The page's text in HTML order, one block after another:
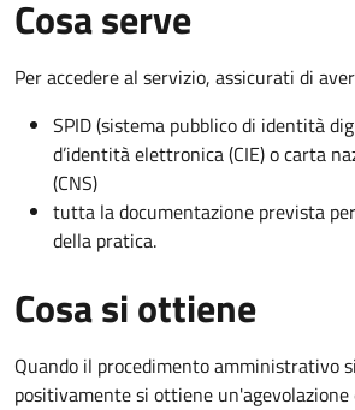
Cosa serve
Per accedere al servizio, assicurati di
SPID (sistema pubblico di identità
d’identità elettronica (CIE) o carta
(CNS)
tutta la documentazione prevista
della pratica.
Cosa si ottiene
Quando il procedimento amministrativo
positivamente si ottiene un'agevolazione